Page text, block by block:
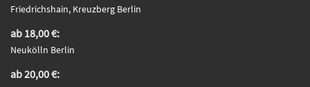
Friedrichshain, Kreuzberg Berlin
ab 18,00 €:
Neukölln Berlin
ab 20,00 €: